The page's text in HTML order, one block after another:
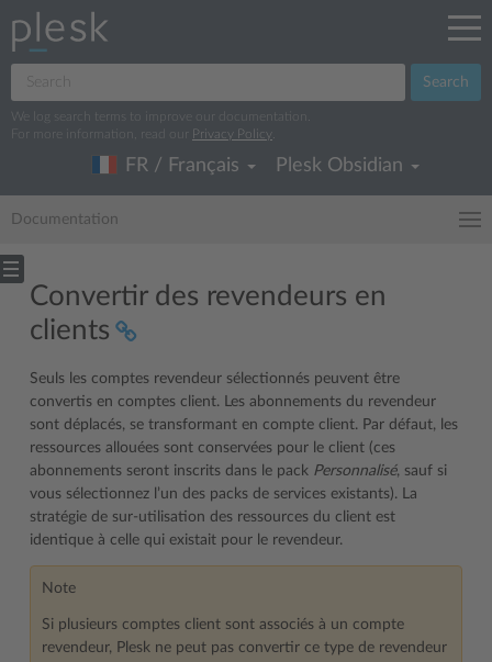
Search
We log search terms to improve our documentation.
For more information, read our
Privacy Policy
FR / Français Plesk Obsidian
Documentation
Convertir des revendeurs en
clients
Seuls les comptes revendeur sélectionnés peuvent être
convertis en comptes client. Les abonnements du revendeur
sont déplacés, se transformant en compte client. Par défaut, les
ressources allouées sont conservées pour le client (ces
abonnements seront inscrits dans le pack Personnalisé, sauf si
vous sélectionnez l’un des packs de services existants). La
stratégie de sur-utilisation des ressources du client est
identique à celle qui existait pour le revendeur.
Note
Si plusieurs comptes client sont associés à un compte
revendeur, Plesk ne peut pas convertir ce type de revendeur